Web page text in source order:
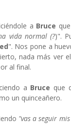
a Bruce
vida normal (?)".
". Nos pone a
nada más ver
al final.
a Bruce que
un quinceañero.
"vas a seguir